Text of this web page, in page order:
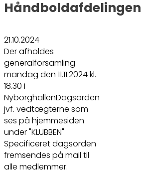
Håndboldafdelingen
21.10.2024
Der afholdes
generalforsamling
mandag den 11.11.2024 kl.
18.30 i
NyborghallenDagsorden
jvf. vedtægterne som
ses på hjemmesiden
under "KLUBBEN"
Specificeret dagsorden
fremsendes på mail til
alle medlemmer.